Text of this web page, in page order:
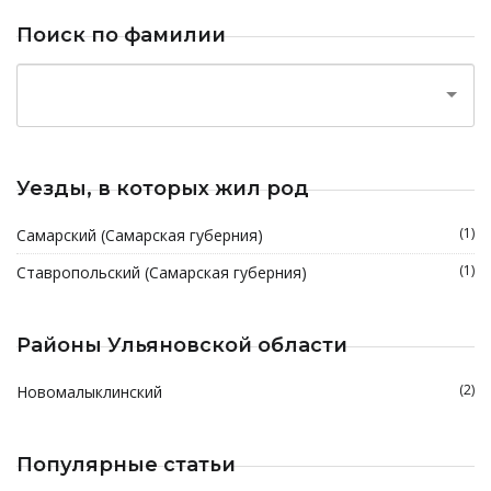
Поиск по фамилии
Уезды, в которых жил род
Самарский (Самарская губерния) (1)
Ставропольский (Самарская губерния) (1)
Районы Ульяновской области
Новомалыклинский (2)
Популярные статьи